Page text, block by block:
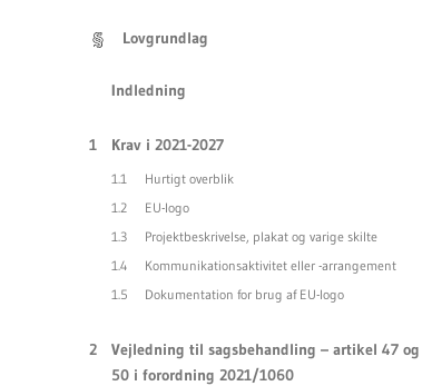
Lovgrundlag
Indledning
Krav i 2021-2027
Hurtigt overblik
EU-logo
Projektbeskrivelse, plakat og varige skilte
Kommunikationsaktivitet eller -arrangement
Dokumentation for brug af EU-logo
Vejledning til sagsbehandling – artikel 47 og
50 i forordning 2021/1060